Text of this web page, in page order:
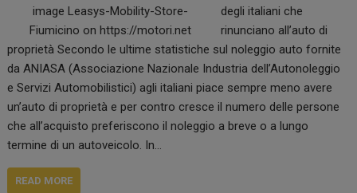
degli italiani che
rinunciano all’auto di
proprietà Secondo le ultime statistiche sul noleggio auto fornite
da ANIASA (Associazione Nazionale Industria dell’Autonoleggio
e Servizi Automobilistici) agli italiani piace sempre meno avere
un’auto di proprietà e per contro cresce il numero delle persone
che all’acquisto preferiscono il noleggio a breve o a lungo
termine di un autoveicolo. In…
READ MORE